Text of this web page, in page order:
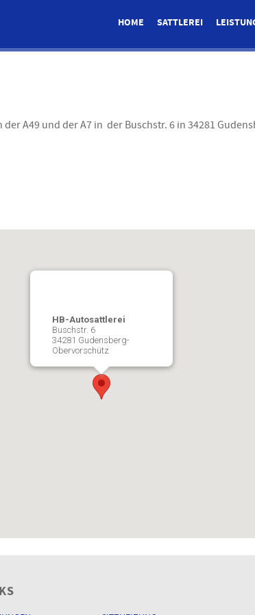
HOME SATTLEREI
A49 und der A7 in der Buschstr. 6 in 34281
HB-Autosattlerei
Buschstr. 6
34281 Gudensberg-
Obervorschütz